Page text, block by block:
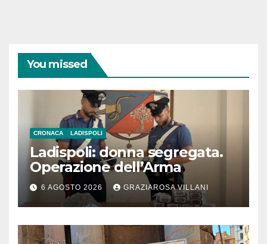
You missed
CRONACA LADISPOLI
Ladispoli: donna segregata.
Operazione dell’Arma
6 AGOSTO 2026 GRAZIAROSA VILLANI